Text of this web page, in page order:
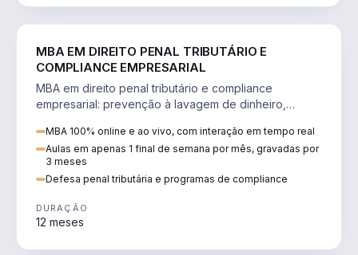
MBA EM DIREITO PENAL TRIBUTÁRIO E
COMPLIANCE EMPRESARIAL
MBA em direito penal tributário e compliance
empresarial: prevenção à lavagem de dinheiro,
MBA 100% online e ao vivo, com interação em tempo real
Aulas em apenas 1 final de semana por mês, gravadas por
3 meses
Defesa penal tributária e programas de compliance
DURAÇÃO
12 meses